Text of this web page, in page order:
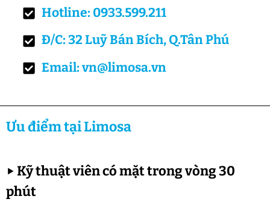
Hotline: 0933.599.211
Đ/C: 32 Luỹ Bán Bích, Q.Tân Phú
Email: vn@limosa.vn
Ưu điểm tại Limosa
▶Kỹ thuật viên có mặt trong vòng 30
phút